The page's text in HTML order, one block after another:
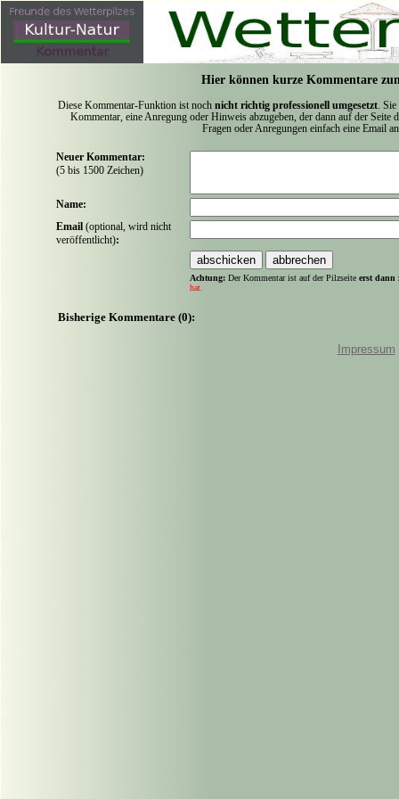
Hier können kurze Kommentare
Diese Kommentar-Funktion ist noch nicht richtig professionell umgesetzt .
Kommentar, eine Anregung oder Hinweis abzugeben, der dann auf der
Fragen oder Anregungen einfach eine Email
Neuer Kommentar:
(5 bis 1500 Zeichen)
Name:
Email (optional, wird nicht
veröffentlicht):
Achtung: Der Kommentar ist auf der Pilzseite erst dann
hat.
Bisherige Kommentare (0):
Impressum